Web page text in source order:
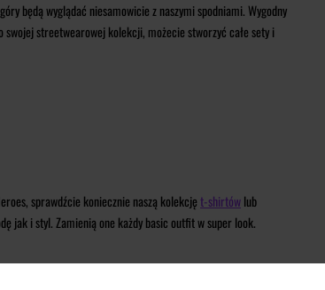
będą wyglądać niesamowicie z naszymi spodniami. Wygodny
streetwearowej kolekcji, możecie stworzyć całe sety i
sprawdźcie koniecznie naszą kolekcjęt-shirtówlub
jak i styl. Zamienią one każdy basic outfit w super look.